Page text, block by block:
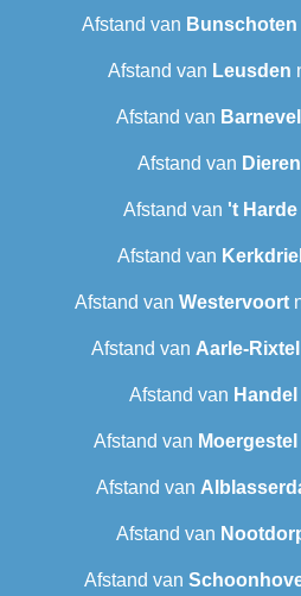
Afstand van Bunschoten
Afstand van Leusden
Afstand van
Afstand van Dieren
Afstand van 't Harde
Afstand van Kerkdriel
Afstand van Westervoort
Afstand van Aarle-Rixtel
Afstand van Handel
Afstand van Moergestel
Afstand van
Afstand van
Afstand van